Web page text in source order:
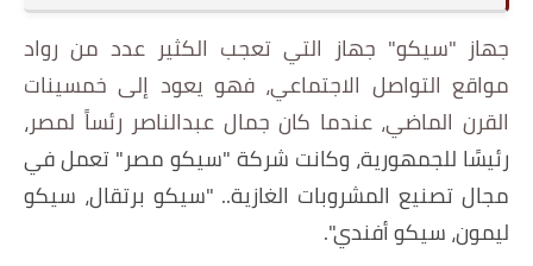
جهاز "سيكو" جهاز التي تعجب الكثير عدد من رواد
مواقع التواصل الاجتماعي، فهو يعود إلى خمسينات
القرن الماضي، عندما كان جمال عبدالناصر رئساً لمصر،
رئيسًا للجمهورية، وكانت شركة "سيكو مصر" تعمل في
مجال تصنيع المشروبات الغازية.. "سيكو برتقال، سيكو
ليمون، سيكو أفندي".